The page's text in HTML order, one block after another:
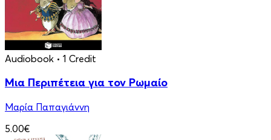
Audiobook • 1 Credit
Μια Περιπέτεια για τον Ρωμαίο
Μαρία Παπαγιάννη
5.00€